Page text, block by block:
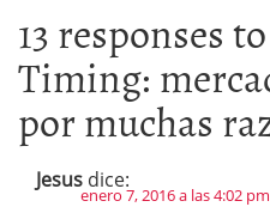
13 responses
Timing:
por muchas
Jesus dice:
enero 7, 2016 a las 4:02 pm